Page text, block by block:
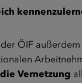
ÖIF
Vernetzung